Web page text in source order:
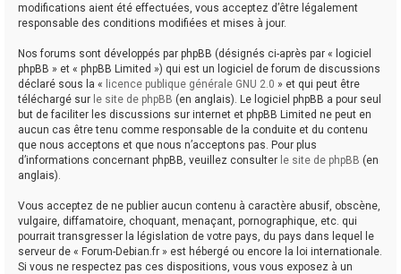
modifications aient été effectuées, vous acceptez d’être légalement
responsable des conditions modifiées et mises à jour.
Nos forums sont développés par phpBB (désignés ci-après par « logiciel
phpBB » et « phpBB Limited ») qui est un logiciel de forum de discussions
déclaré sous la « licence publique générale GNU 2.0 » et qui peut être
téléchargé sur le site de phpBB (en anglais). Le logiciel phpBB a pour seul
but de faciliter les discussions sur internet et phpBB Limited ne peut en
aucun cas être tenu comme responsable de la conduite et du contenu
que nous acceptons et que nous n’acceptons pas. Pour plus
d’informations concernant phpBB, veuillez consulter le site de phpBB (en
anglais).
Vous acceptez de ne publier aucun contenu à caractère abusif, obscène,
vulgaire, diffamatoire, choquant, menaçant, pornographique, etc. qui
pourrait transgresser la législation de votre pays, du pays dans lequel le
serveur de « Forum-Debian.fr » est hébergé ou encore la loi internationale.
Si vous ne respectez pas ces dispositions, vous vous exposez à un